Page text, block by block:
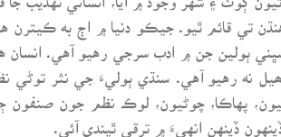
تي قائم ٿيو. جيڪو دنيا ۾ اڄ به ڪيترن
ٻولين جن ۾ ادب سرجي رهيو آهي. انسان
نه رهيو آهي. سنڌي ٻوليءَ جي نثر توڻي
پهاڪا، چوڻيون، لوڪ نظم جون صنفون
ڏينهن انهيءَ ۾ ترقي ٿيندي آئي.